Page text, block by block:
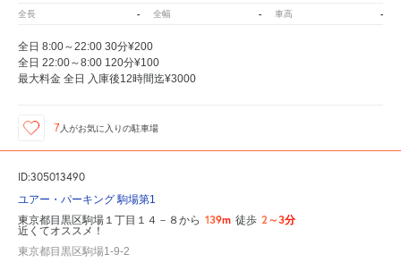
全長 - 全幅 - 車高 -
全日 8:00～22:00 30分¥200
全日 22:00～8:00 120分¥100
最大料金 全日 入庫後12時間迄¥3000
7 人がお気に入りの駐車場
ID:305013490
ユアー・パーキング 駒場第1
東京都目黒区駒場１丁目１４－８から 139m 徒歩 2～3分
近くてオススメ！
東京都目黒区駒場1-9-2